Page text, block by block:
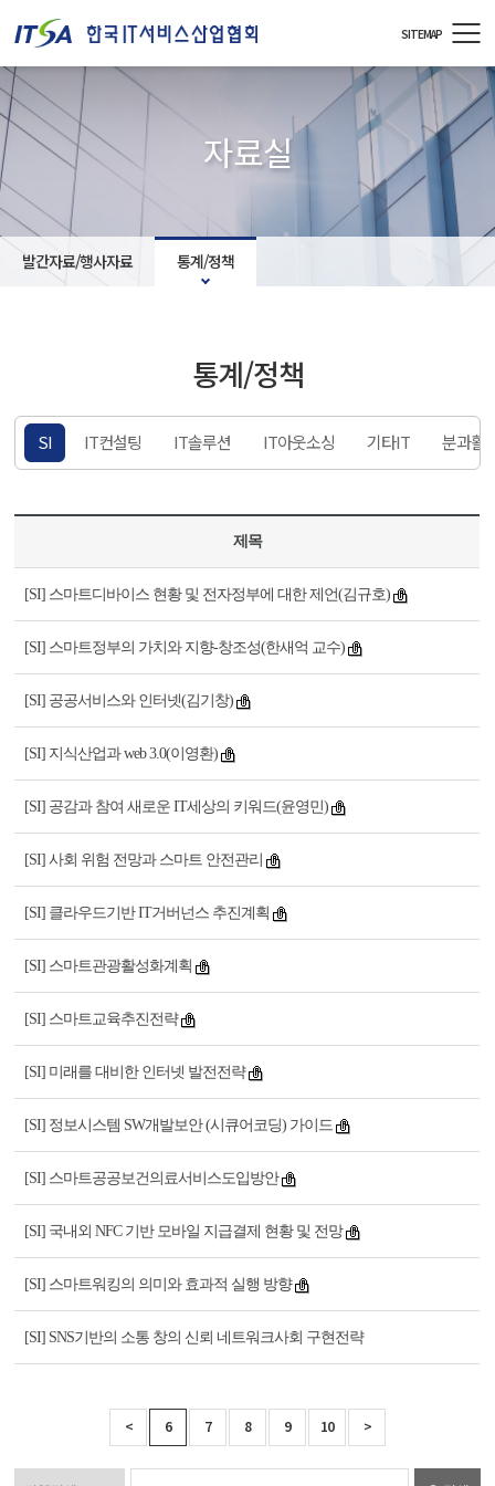
SITEMAP
자료실
발간자료/행사자료 통계/정책
통계/정책
SI IT컨설팅 IT솔루션 IT아웃소싱 기타IT 분과활
제목
[SI] 스마트디바이스 현황 및 전자정부에 대한 제언(김규호)
[SI] 스마트정부의 가치와 지향-창조성(한새억 교수)
[SI] 공공서비스와 인터넷(김기창)
[SI] 지식산업과 web 3.0(이영환)
[SI] 공감과 참여 새로운 IT세상의 키워드(윤영민)
[SI] 사회 위험 전망과 스마트 안전관리
[SI] 클라우드기반 IT거버넌스 추진계획
[SI] 스마트관광활성화계획
[SI] 스마트교육추진전략
[SI] 미래를 대비한 인터넷 발전전략
[SI] 정보시스템 SW개발보안 (시큐어코딩) 가이드
[SI] 스마트공공보건의료서비스도입방안
[SI] 국내외 NFC 기반 모바일 지급결제 현황 및 전망
[SI] 스마트워킹의 의미와 효과적 실행 방향
[SI] SNS기반의 소통 창의 신뢰 네트워크사회 구현전략
< 6 7 8 9 10 >